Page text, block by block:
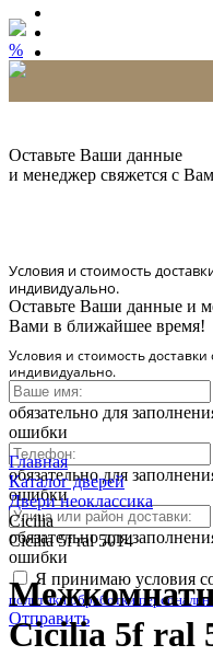
%
Оставьте Ваши данные
и менеджер свяжется с
Условия и стоимость
индивидуально.
Оставьте Ваши данные и
Вами в ближайшее время!
Условия и стоимость
индивидуально.
обязательно для
ошибки
обязательно для
ошибки
обязательно для
ошибки
Я принимаю условия
политики обработки
Отправить
Главная
Каталог дверей
Двери неоклассика
Cicilia
Cicilia 5f ral 5014
Cicilia 5f ral